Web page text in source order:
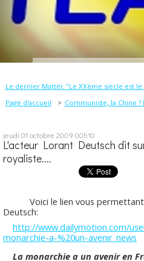
Le dernier Mattéi: "Le XXème siècle est
Page d'accueil
Communiste, la Chine ?
jeudi 01 octobre 2009 00h10
L'acteur Lorant Deutsch dit
royaliste....
Voici le lien vous permettant
Deutsch:
http://www.dailymotion.com/
monarchie-a-%20un-avenir_news
La monarchie a un avenir en